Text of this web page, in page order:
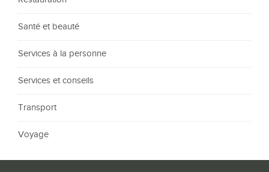
Santé et beauté
Services à la personne
Services et conseils
Transport
Voyage